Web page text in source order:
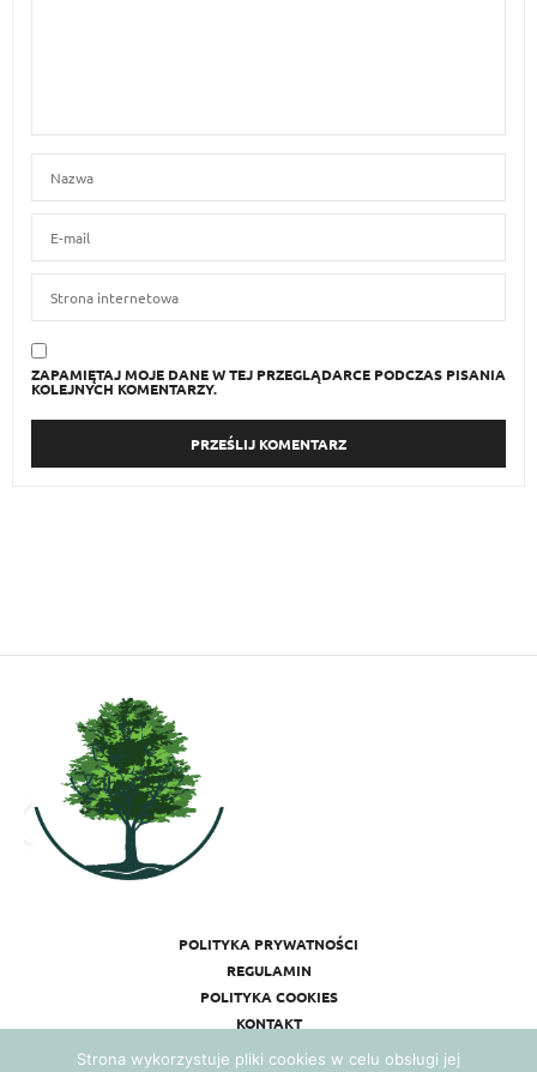
ZAPAMIĘTAJ MOJE DANE W TEJ PRZEGLĄDARCE PODCZAS PISANIA
KOLEJNYCH KOMENTARZY.
POLITYKA PRYWATNOŚCI
REGULAMIN
POLITYKA COOKIES
KONTAKT
Strona wykorzystuje pliki cookies w celu obsługi jej